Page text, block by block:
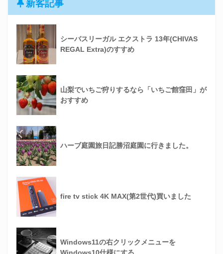
新客記事
シーバスリーガル エクストラ 13年(CHIVAS
REGAL Extra)のすすめ
山梨でいちご狩りするなら「いちご館窪田」が
おすすめ
ハーブ庭園旅日記勝沼庭園に行きました。
fire tv stick 4K MAX(第2世代)買いました
Windows11の右クリックメニューを